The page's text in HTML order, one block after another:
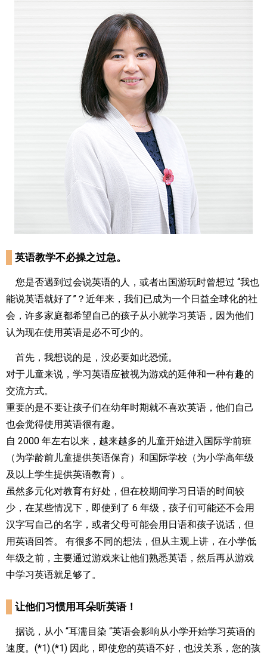
英语教学不必操之过急。
您是否遇到过会说英语的人，或者出国游玩时曾想过 “我也
能说英语就好了”？近年来，我们已成为一个日益全球化的社
会，许多家庭都希望自己的孩子从小就学习英语，因为他们
认为现在使用英语是必不可少的。
首先，我想说的是，没必要如此恐慌。
对于儿童来说，学习英语应被视为游戏的延伸和一种有趣的
交流方式。
重要的是不要让孩子们在幼年时期就不喜欢英语，他们自己
也会觉得使用英语很有趣。
自 2000 年左右以来，越来越多的儿童开始进入国际学前班
（为学龄前儿童提供英语保育）和国际学校（为小学高年级
及以上学生提供英语教育）。
虽然多元化对教育有好处，但在校期间学习日语的时间较
少，在某些情况下，即使到了 6 年级，孩子们可能还不会用
汉字写自己的名字，或者父母可能会用日语和孩子说话，但
用英语回答。 有很多不同的想法，但从主观上讲，在小学低
年级之前，主要通过游戏来让他们熟悉英语，然后再从游戏
中学习英语就足够了。
让他们习惯用耳朵听英语！
据说，从小 “耳濡目染 “英语会影响从小学开始学习英语的
速度。(*1).(*1) 因此，即使您的英语不好，也没关系，您的孩